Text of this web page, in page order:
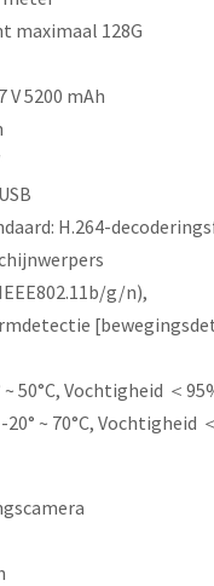
maximaal 128G
5200 mAh
H.264-
g/n),
50°C, Vochtigheid ＜
~ 70°C, Vochtigheid